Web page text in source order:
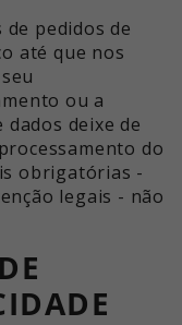
pedidos de
até que nos
ou a
deixe de
do
obrigatórias -
legais - não